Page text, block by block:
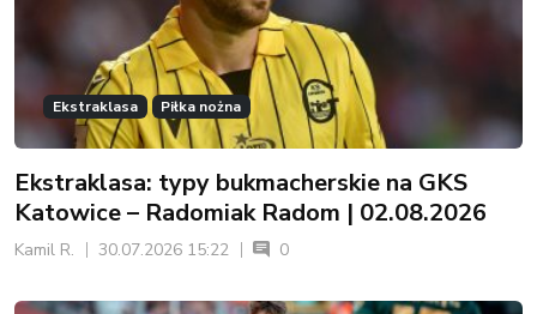
Ekstraklasa Piłka nożna
Ekstraklasa: typy bukmacherskie na GKS
Katowice – Radomiak Radom | 02.08.2026
Kamil R. 30.07.2026 15:22 0